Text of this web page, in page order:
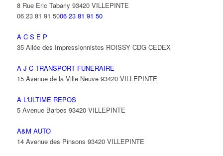
8 Rue Eric Tabarly 93420 VILLEPINTE
06 23 81 91 5006 23 81 91 50
A C S E P
35 Allée des Impressionnistes ROISSY CDG CEDEX
A J C TRANSPORT FUNERAIRE
15 Avenue de la Ville Neuve 93420 VILLEPINTE
A L'ULTIME REPOS
5 Avenue Barbes 93420 VILLEPINTE
A&M AUTO
14 Avenue des Pinsons 93420 VILLEPINTE